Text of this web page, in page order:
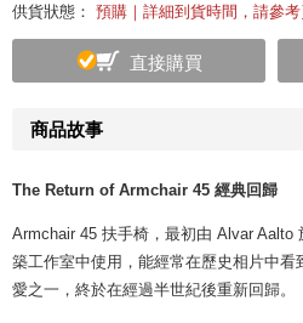
商品故事
The Return of Armchair 45 經典回歸
Armchair 45 扶手椅，最初由 Alvar Aalto
築工作室中使用，能經常在歷史相片中
愛之一，終於在經過半世紀後重新回歸。
供貨狀態： 預購｜詳細到貨時間，請參考
直接購買